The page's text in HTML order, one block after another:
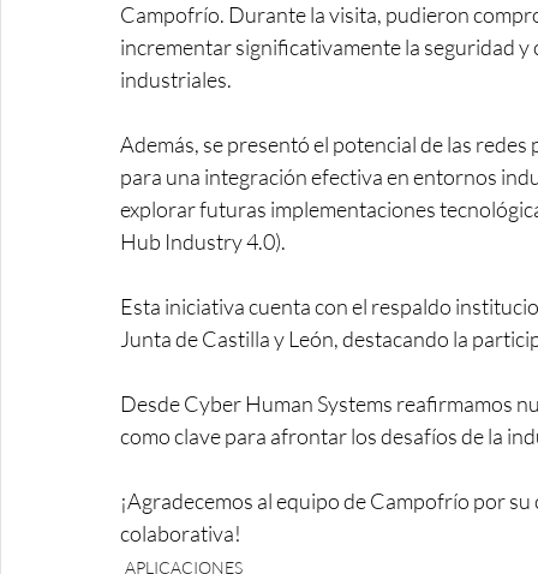
Campofrío. Durante la visita, pudieron
incrementar significativamente la seguridad
industriales.
Además, se presentó el potencial de las
para una integración efectiva en entornos
explorar futuras implementaciones
Hub Industry 4.0).
Esta iniciativa cuenta con el respaldo
Junta de Castilla y León, destacando la
Desde Cyber Human Systems reafirmamos
como clave para afrontar los desafíos de la
¡Agradecemos al equipo de Campofrío por
colaborativa!
APLICACIONES